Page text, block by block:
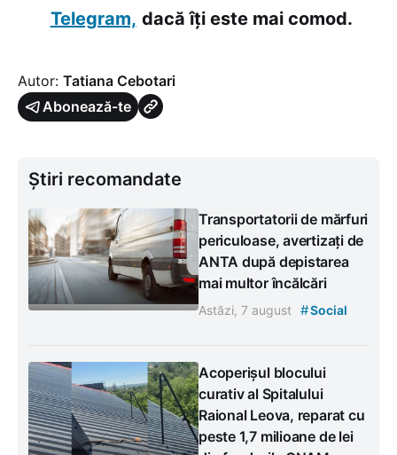
Telegram, dacă îți este mai comod.
Autor: Tatiana Cebotari
Abonează-te
Știri recomandate
Transportatorii de mărfuri
periculoase, avertizați de
ANTA după depistarea
mai multor încălcări
Astăzi, 7 august #Social
Acoperișul blocului
curativ al Spitalului
Raional Leova, reparat cu
peste 1,7 milioane de lei